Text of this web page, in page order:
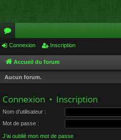
or
u
m
Connexion Inscription
Accueil du forum
Aucun forum.
Connexion • Inscription
Nom d’utilisateur :
Mot de passe :
J’ai oublié mon mot de passe